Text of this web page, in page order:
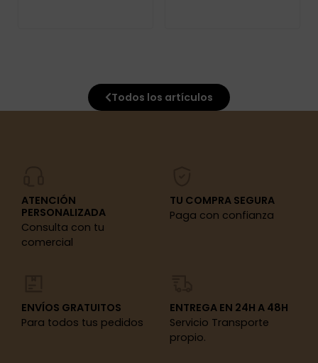
Todos los artículos
ATENCIÓN
PERSONALIZADA
Consulta con tu
comercial
TU COMPRA SEGURA
Paga con confianza
ENVÍOS GRATUITOS
Para todos tus pedidos
ENTREGA EN 24H A 48H
Servicio Transporte
propio.